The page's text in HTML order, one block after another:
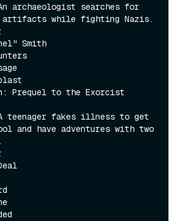
archaeologist searches for
artifacts while fighting Nazis.
Smith
Prequel to the Exorcist
teenager fakes illness to get
and have adventures with two